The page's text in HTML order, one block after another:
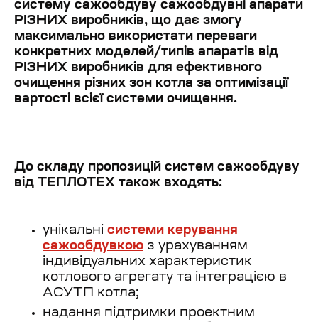
систему сажообдуву сажообдувні апарати
РІЗНИХ виробників, що дає змогу
максимально використати переваги
конкретних моделей/типів апаратів від
РІЗНИХ виробників для ефективного
очищення різних зон котла за оптимізації
вартості всієї системи очищення.
До складу пропозицій систем сажообдуву
від ТЕПЛОТЕХ також входять:
унікальні системи керування
сажообдувкою з урахуванням
індивідуальних характеристик
котлового агрегату та інтеграцією в
АСУТП котла;
надання підтримки проектним